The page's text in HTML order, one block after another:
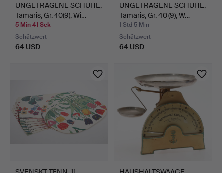
UNGETRAGENE SCHUHE,
Tamaris, Gr. 40(9), Wi…
5 Min 41 Sek
Schätzwert
64 USD
UNGETRAGENE SCHUHE,
Tamaris, Gr. 40 (9), W…
1 Std 5 Min
Schätzwert
64 USD